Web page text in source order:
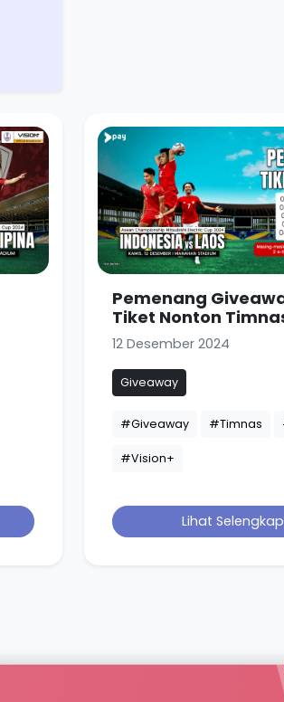
Pemenang
Tiket Nonton
12 Desember 2024
Giveaway
#Giveaway #Timnas
#Vision+
Lihat